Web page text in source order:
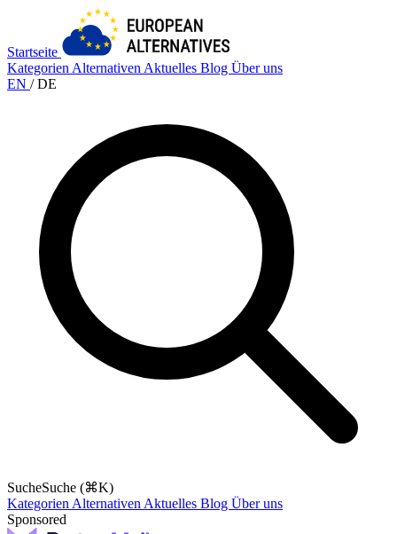
Startseite
Kategorien Alternativen Aktuelles Blog Über uns
EN / DE
SucheSuche (⌘K)
Kategorien Alternativen Aktuelles Blog Über uns
Sponsored